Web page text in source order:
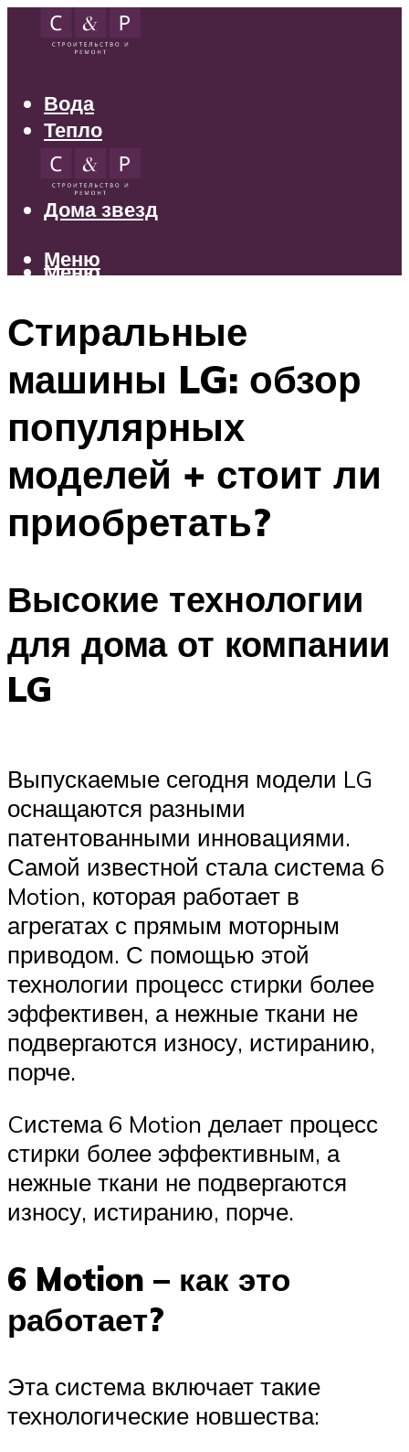
Вода
Тепло
Электрика
Свет
Дома звезд
Меню
Меню
Стиральные
машины LG: обзор
популярных
моделей + стоит ли
приобретать?
Высокие технологии
для дома от компании
LG
Выпускаемые сегодня модели LG
оснащаются разными
патентованными инновациями.
Самой известной стала система 6
Motion, которая работает в
агрегатах с прямым моторным
приводом. С помощью этой
технологии процесс стирки более
эффективен, а нежные ткани не
подвергаются износу, истиранию,
порче.
Cистема 6 Motion делает процесс
стирки более эффективным, а
нежные ткани не подвергаются
износу, истиранию, порче.
6 Motion – как это
работает?
Эта система включает такие
технологические новшества: